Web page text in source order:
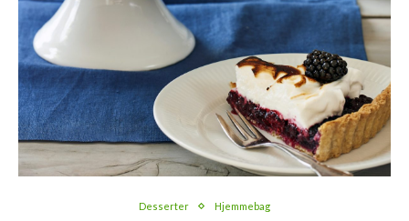
Desserter Hjemmebag